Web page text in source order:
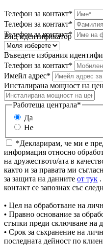
Телефон за контакт*
Телефон за контакт*
Телефон за контакт*
Вид идентификатор
Въведете избрания
Телефон за контакт*
Имейл адрес*
Инсталирана мощност на
Работеща централа*
Да
Не
*Декларирам, че ми е
информация относно
на дружеството/ата в
както и за правата ми
за защита на данните от тук
контакт се запознах със
• Цел на обработване на
• Правно основание за
стъпки преди сключване на
• Срок за съхранение на
последната дейност по